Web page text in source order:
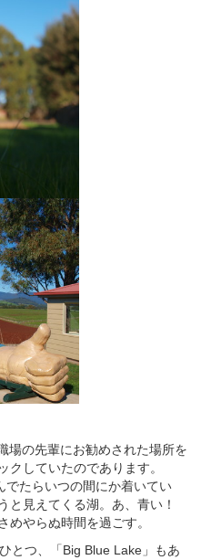
の先輩にお勧めされた場所を
クしていたのであります。
たらいつの間にか着いてい
と見えてくる湖。あ、青い！
めやらぬ時間を過ごす。
とつ、「Big Blue Lake」もあ